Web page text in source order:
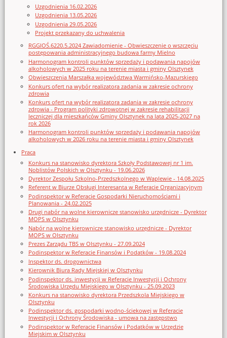
Uzgodnienia 16.02.2026
Uzgodnienia 13.05.2026
Uzgodnienia 29.05.2026
Projekt przekazany do uchwalenia
RGGIOŚ.6220.5.2024 Zawiadomienie - Obwieszczenie o wszczęciu
postępowania administracyjnego budowa farmy Mielno
Harmonogram kontroli punktów sprzedaży i podawania napojów
alkoholowych w 2025 roku na terenie miasta i gminy Olsztynek
Obwieszczenia Marszałka województwa Warmińsko-Mazurskiego
Konkurs ofert na wybór realizatora zadania w zakresie ochrony
zdrowia
Konkurs ofert na wybór realizatora zadania w zakresie ochrony
zdrowia - Program polityki zdrowotnej w zakresie rehabilitacji
leczniczej dla mieszkańców Gminy Olsztynek na lata 2025-2027 na
rok 2026
Harmonogram kontroli punktów sprzedaży i podawania napojów
alkoholowych w 2026 roku na terenie miasta i gminy Olsztynek
Praca
Konkurs na stanowisko dyrektora Szkoły Podstawowej nr 1 im.
Noblistów Polskich w Olsztynku - 19.06.2026
Dyrektor Zespołu Szkolno-Przedszkolnego w Waplewie - 14.08.2025
Referent w Biurze Obsługi Interesanta w Referacie Organizacyjnym
Podinspektor w Referacie Gospodarki Nieruchomościami i
Planowania - 24.02.2025
Drugi nabór na wolne kierownicze stanowisko urzędnicze - Dyrektor
MOPS w Olsztynku
Nabór na wolne kierownicze stanowisko urzędnicze - Dyrektor
MOPS w Olsztynku
Prezes Zarządu TBS w Olsztynku - 27.09.2024
Podinspektor w Referacie Finansów i Podatków - 19.08.2024
Inspektor ds. drogownictwa
Kierownik Biura Rady Miejskiej w Olsztynku
Podinspektor ds. inwestycji w Referacie Inwestycji i Ochrony
Środowiska Urzędu Miejskiego w Olsztynku - 25.09.2023
Konkurs na stanowisko dyrektora Przedszkola Miejskiego w
Olsztynku
Podinspektor ds. gospodarki wodno-ściekowej w Referacie
Inwestycji i Ochrony Środowiska - umowa na zastępstwo
Podinspektor w Referacie Finansów i Podatków w Urzędzie
Miejskim w Olsztynku